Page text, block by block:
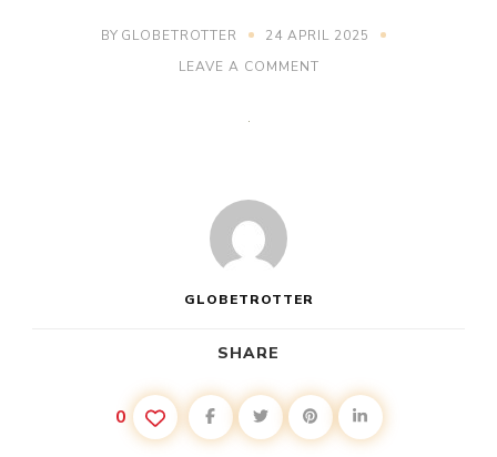
BY GLOBETROTTER
24 APRIL 2025
LEAVE A COMMENTON
GLOBETROTTER
SHARE
0